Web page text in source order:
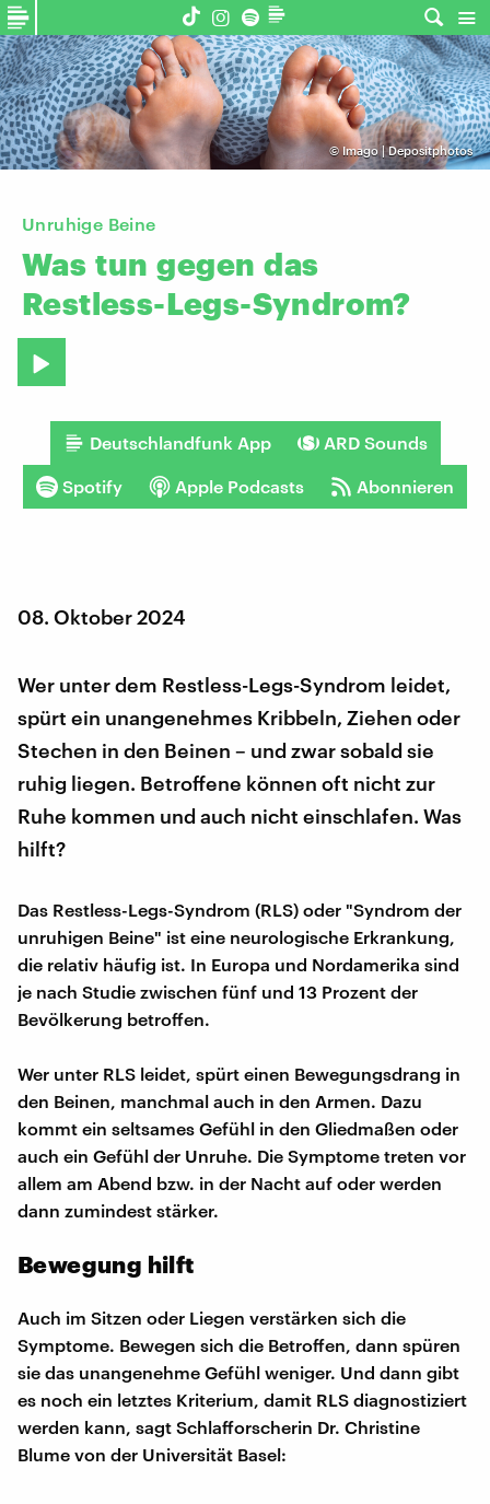
©Imago | Depositphotos
Unruhige Beine
Was tun gegen das
Restless-Legs-Syndrom?
Deutschlandfunk App ARD Sounds
Spotify Apple Podcasts Abonnieren
08. Oktober 2024
Wer unter dem Restless-Legs-Syndrom leidet,
spürt ein unangenehmes Kribbeln, Ziehen oder
Stechen in den Beinen – und zwar sobald sie
ruhig liegen. Betroffene können oft nicht zur
Ruhe kommen und auch nicht einschlafen. Was
hilft?
Das Restless-Legs-Syndrom (RLS) oder "Syndrom der
unruhigen Beine" ist eine neurologische Erkrankung,
die relativ häufig ist. In Europa und Nordamerika sind
je nach Studie zwischen fünf und 13 Prozent der
Bevölkerung betroffen.
Wer unter RLS leidet, spürt einen Bewegungsdrang in
den Beinen, manchmal auch in den Armen. Dazu
kommt ein seltsames Gefühl in den Gliedmaßen oder
auch ein Gefühl der Unruhe. Die Symptome treten vor
allem am Abend bzw. in der Nacht auf oder werden
dann zumindest stärker.
Bewegung hilft
Auch im Sitzen oder Liegen verstärken sich die
Symptome. Bewegen sich die Betroffen, dann spüren
sie das unangenehme Gefühl weniger. Und dann gibt
es noch ein letztes Kriterium, damit RLS diagnostiziert
werden kann, sagt Schlafforscherin Dr. Christine
Blume von der Universität Basel: